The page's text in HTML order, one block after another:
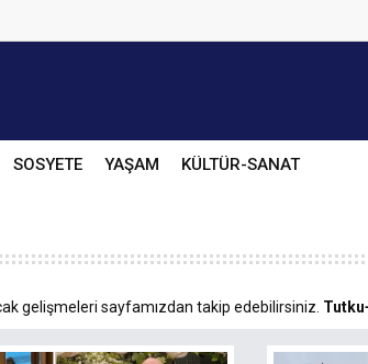
SOSYETE YAŞAM KÜLTÜR-SANAT
gelişmeleri sayfamızdan takip edebilirsiniz.